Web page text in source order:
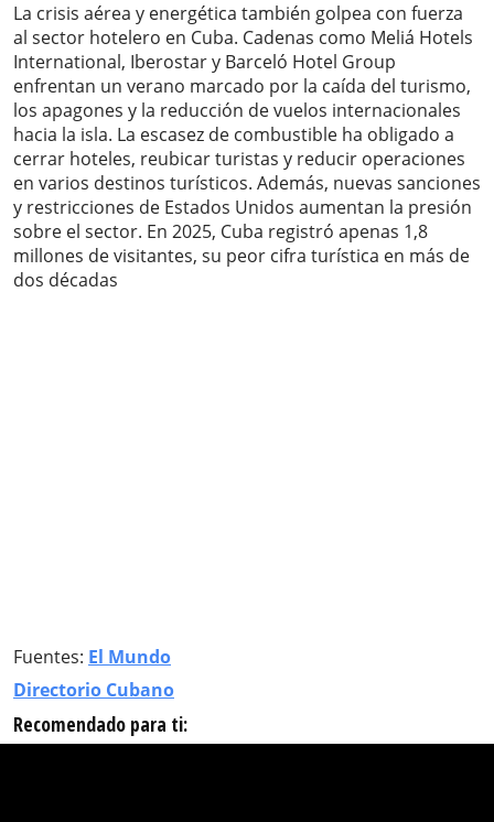
La crisis aérea y energética también golpea con fuerza
al sector hotelero en Cuba. Cadenas como Meliá Hotels
International, Iberostar y Barceló Hotel Group
enfrentan un verano marcado por la caída del turismo,
los apagones y la reducción de vuelos internacionales
hacia la isla. La escasez de combustible ha obligado a
cerrar hoteles, reubicar turistas y reducir operaciones
en varios destinos turísticos. Además, nuevas sanciones
y restricciones de Estados Unidos aumentan la presión
sobre el sector. En 2025, Cuba registró apenas 1,8
millones de visitantes, su peor cifra turística en más de
dos décadas
Fuentes: El Mundo
Directorio Cubano
Recomendado para ti: